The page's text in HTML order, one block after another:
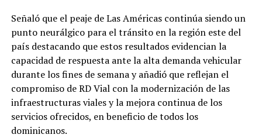
Señaló que el peaje de Las Américas continúa siendo un
punto neurálgico para el tránsito en la región este del
país destacando que estos resultados evidencian la
capacidad de respuesta ante la alta demanda vehicular
durante los fines de semana y añadió que reflejan el
compromiso de RD Vial con la modernización de las
infraestructuras viales y la mejora continua de los
servicios ofrecidos, en beneficio de todos los
dominicanos.